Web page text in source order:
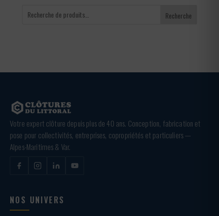
Recherche
Votre expert clôture depuis plus de 40 ans. Conception, fabrication et
pose pour collectivités, entreprises, copropriétés et particuliers —
Alpes-Maritimes & Var.
NOS UNIVERS